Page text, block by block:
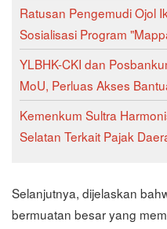
‎Ratusan Pengemudi Ojol
Sosialisasi Program
YLBHK-CKI dan
MoU, Perluas Akses
Kemenkum Sultra
Selatan Terkait Pajak
Selanjutnya, dijelaskan
bermuatan besar yang